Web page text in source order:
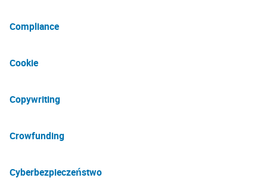
Compliance
Cookie
Copywriting
Crowfunding
Cyberbezpieczeństwo